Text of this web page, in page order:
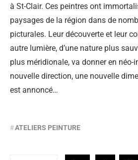
à St-Clair. Ces peintres ont
paysages de la région dans de
picturales. Leur découverte et leur
autre lumière, d’une nature plus
plus méridionale, va donner en néo-
nouvelle direction, une nouvelle
est annoncé…
ATELIERS PEINTURE